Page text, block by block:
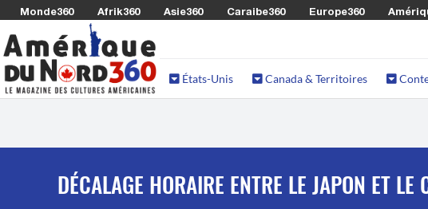
Monde360 Afrik360 Asie360 Caraibe360 Europe360
États-Unis Canada & Territoires
DÉCALAGE HORAIRE ENTRE LE JAPON ET LE